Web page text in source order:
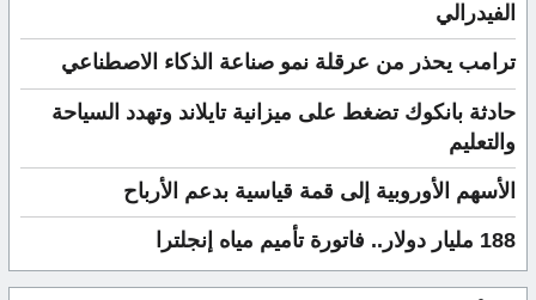
الفيدرالي
ترامب يحذر من عرقلة نمو صناعة الذكاء الاصطناعي
حادثة بانكوك تضغط على ميزانية تايلاند وتهدد السياحة
والتعليم
الأسهم الأوروبية إلى قمة قياسية بدعم الأرباح
188 مليار دولار.. فاتورة تأميم مياه إنجلترا